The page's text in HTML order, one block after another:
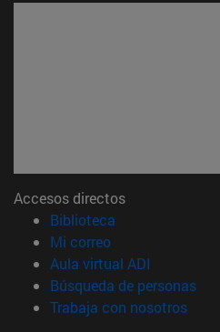
Accesos directos
Biblioteca
Mi correo(abre en nueva
Aula virtual ADI
Búsqueda de personas
Trabaja con nosotros